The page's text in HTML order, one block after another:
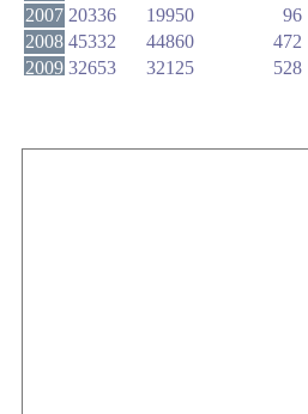
2007 20336 19950 96
2008 45332 44860 472
2009 32653 32125 528
2012 18370 18243 127